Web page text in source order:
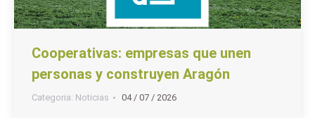
Cooperativas: empresas que unen
personas y construyen Aragón
Categoria: Noticias 04 / 07 / 2026